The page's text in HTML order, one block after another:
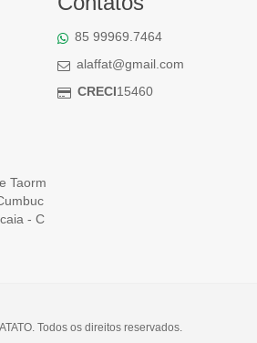
85 99969.7464
alaffat@gmail.com
CRECI15460
Taorm
- C
Todos os direitos reservados.